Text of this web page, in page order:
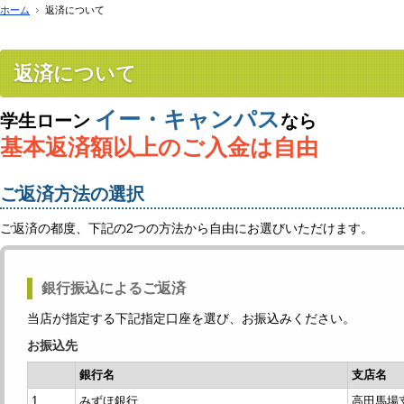
ホーム 返済について
返済について
学生ローン イー・キャンパスなら
基本返済額以上のご入金は自由
ご返済方法の選択
ご返済の都度、下記の2つの方法から自由にお選びいただけます。
銀行振込によるご返済
当店が指定する下記指定口座を選び、お振込みください。
お振込先
銀行名
支店名
1
みずほ銀行 高田馬場